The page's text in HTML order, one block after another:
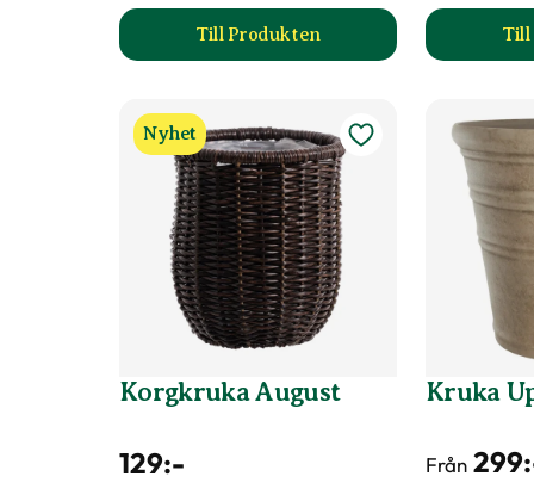
Till Produkten
till Kruka Tor produktsida
Till
Nyhet
Korgkruka August
129:-
Kruka
Från 299